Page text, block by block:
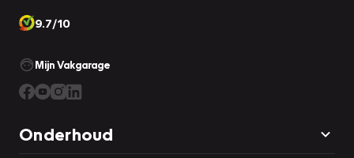
9.7/10
Mijn Vakgarage
Onderhoud